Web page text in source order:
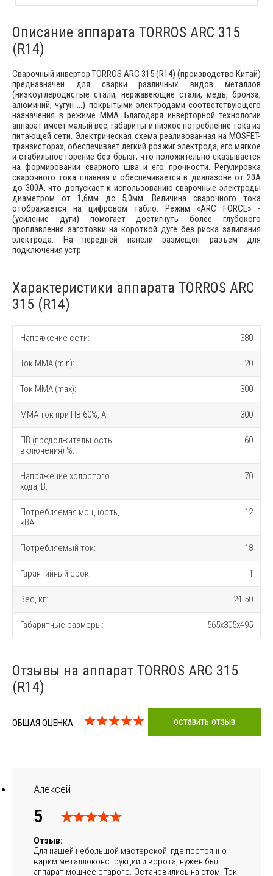
Описание аппарата TORROS ARC 315
(R14)
Сварочный инвертор TORROS ARC 315 (R14) (производство Китай)
предназначен для сварки различных видов металлов
(низкоуглеродистые стали, нержавеющие стали, медь, бронза,
алюминий, чугун …) покрытыми электродами соответствующего
назначения в режиме ММА. Благодаря инверторной технологии
аппарат имеет малый вес, габариты и низкое потребление тока из
питающей сети. Электрическая схема реализованная на MOSFET-
транзисторах, обеспечивает легкий розжиг электрода, его мягкое
и стабильное горение без брызг, что положительно сказывается
на формировании сварного шва и его прочности. Регулировка
сварочного тока плавная и обеспечивается в диапазоне от 20А
до 300А, что допускает к использованию сварочные электроды
диаметром от 1,6мм до 5,0мм. Величина сварочного тока
отображается на цифровом табло. Режим «ARC FORCE» -
(усиление дуги) помогает достигнуть более глубокого
проплавления заготовки на короткой дуге без риска залипания
электрода. На передней панели размещен разъем для
подключения устр
Характеристики аппарата TORROS ARC
315 (R14)
Напряжение сети: 380
Ток MMA (min): 20
Ток MMA (max): 300
MMA ток при ПВ 60%, A: 300
ПВ (продолжительность
включения) %:
60
Напряжение холостого
хода, В:
70
Потребляемая мощность,
кВА:
12
Потребляемый ток: 18
Гарантийный срок: 1
Вес, кг: 24.50
Габаритные размеры: 565х305х495
Отзывы на аппарат TORROS ARC 315
(R14)
ОБЩАЯ ОЦЕНКА оставить отзыв
Алексей
5
Отзыв:
Для нашей небольшой мастерской, где постоянно
варим металлоконструкции и ворота, нужен был
аппарат мощнее старого. Остановились на этом. Ток